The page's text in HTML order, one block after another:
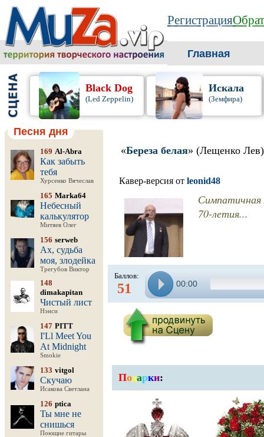
Регистрация
Главная
Black Dog
(Led Zeppelin)
Искала
(Земфира)
Песня дня
169 Al-Abra
Как забыть
тебя
Хурсенко Вячеслав
165 Marka64
Небесный
калькулятор
Митяев Олег
156 serweb
Ах, судьба
моя, злодейка
Трегубов Виктор
148
dimakapitan
Чистый лист
Нэнси
147 PITT
I'Ll Meet You
At Midnight
Smokie
133 vitgol
Скучаю
Исакова Светлана
126 ptica
Ты мне не
снишься
Поющие гитары
«Береза белая» (Лещенко Лев)
Кавер-версия от leonid48
Симпатичная
70-летия...
Баллов:
51 00:00
Подарки: